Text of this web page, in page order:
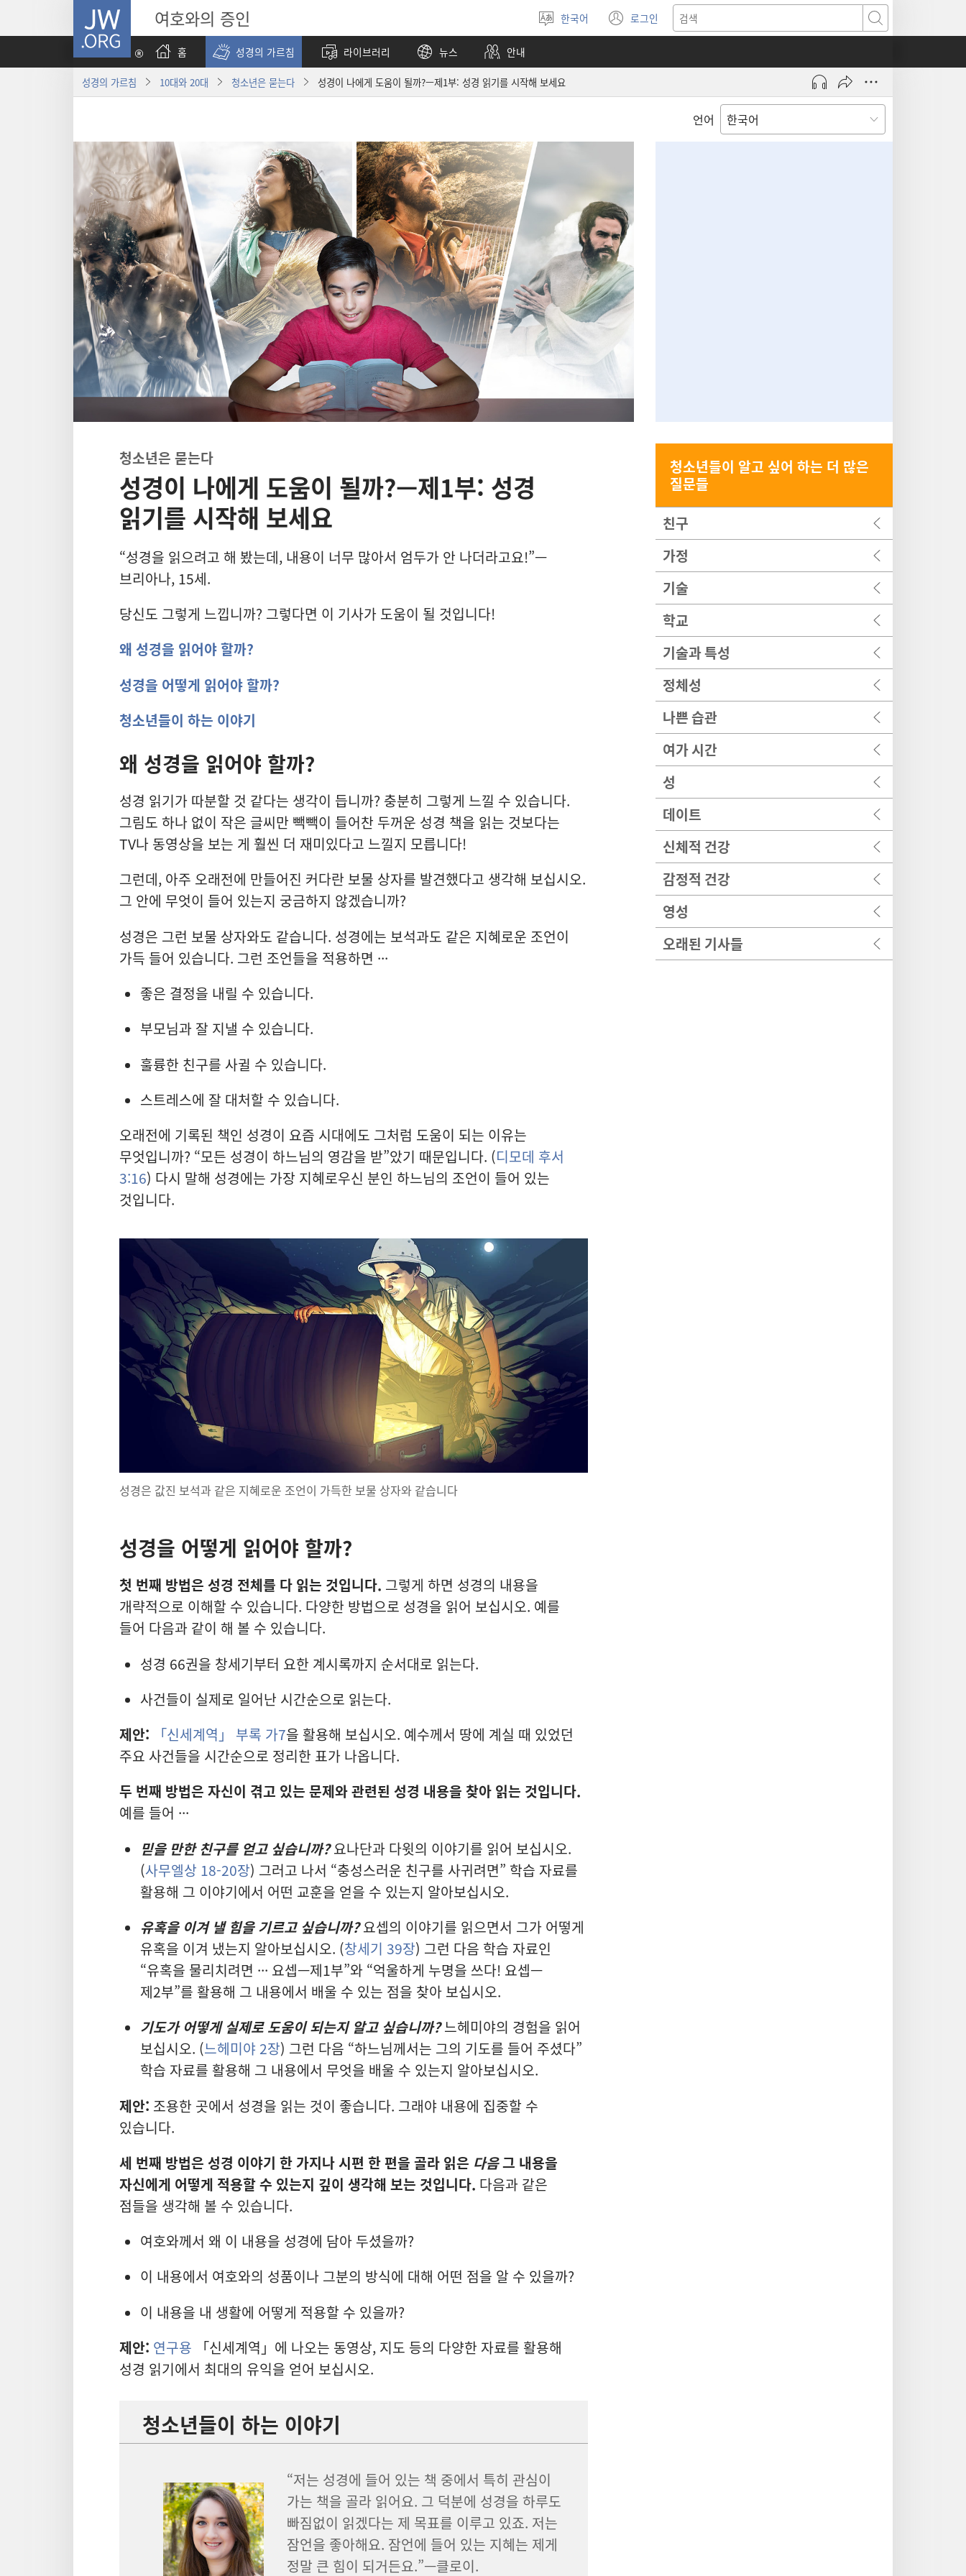
JW.ORG 여호와의 증인
언어
선택
한국어 로그인
(새로운
창
검색
홈
성경의 가르침 라이브러리 뉴스 안내
성경의 가르침 10대와 20대 청소년은 묻는다 성경이 나에게 도움이 될까?—제1부: 성경 읽기를 시작해 보세요
언어
청소년은 묻는다
성경이 나에게 도움이 될까?—제1부: 성경
읽기를 시작해 보세요
“성경을 읽으려고 해 봤는데, 내용이 너무 많아서 엄두가 안 나더라고요!”—
브리아나, 15세.
당신도 그렇게 느낍니까? 그렇다면 이 기사가 도움이 될 것입니다!
왜 성경을 읽어야 할까?
성경을 어떻게 읽어야 할까?
청소년들이 하는 이야기
왜 성경을 읽어야 할까?
성경 읽기가 따분할 것 같다는 생각이 듭니까? 충분히 그렇게 느낄 수 있습니다.
그림도 하나 없이 작은 글씨만 빽빽이 들어찬 두꺼운 성경 책을 읽는 것보다는
TV나 동영상을 보는 게 훨씬 더 재미있다고 느낄지 모릅니다!
그런데, 아주 오래전에 만들어진 커다란 보물 상자를 발견했다고 생각해 보십시오.
그 안에 무엇이 들어 있는지 궁금하지 않겠습니까?
성경은 그런 보물 상자와도 같습니다. 성경에는 보석과도 같은 지혜로운 조언이
가득 들어 있습니다. 그런 조언들을 적용하면 ···
좋은 결정을 내릴 수 있습니다.
부모님과 잘 지낼 수 있습니다.
훌륭한 친구를 사귈 수 있습니다.
스트레스에 잘 대처할 수 있습니다.
오래전에 기록된 책인 성경이 요즘 시대에도 그처럼 도움이 되는 이유는
무엇입니까? “모든 성경이 하느님의 영감을 받”았기 때문입니다. (디모데 후서
3:16) 다시 말해 성경에는 가장 지혜로우신 분인 하느님의 조언이 들어 있는
것입니다.
성경은 값진 보석과 같은 지혜로운 조언이 가득한 보물 상자와 같습니다
성경을 어떻게 읽어야 할까?
첫 번째 방법은 성경 전체를 다 읽는 것입니다. 그렇게 하면 성경의 내용을
개략적으로 이해할 수 있습니다. 다양한 방법으로 성경을 읽어 보십시오. 예를
들어 다음과 같이 해 볼 수 있습니다.
성경 66권을 창세기부터 요한 계시록까지 순서대로 읽는다.
사건들이 실제로 일어난 시간순으로 읽는다.
제안:
「신세계역」 부록 가7을 활용해 보십시오. 예수께서 땅에 계실 때 있었던
주요 사건들을 시간순으로 정리한 표가 나옵니다.
두 번째 방법은 자신이 겪고 있는 문제와 관련된 성경 내용을 찾아 읽는 것입니다.
예를 들어 ···
믿을 만한 친구를 얻고 싶습니까?요나단과 다윗의 이야기를 읽어 보십시오.
(사무엘상 18-20장) 그러고 나서 “충성스러운 친구를 사귀려면” 학습 자료를
활용해 그 이야기에서 어떤 교훈을 얻을 수 있는지 알아보십시오.
유혹을 이겨 낼 힘을 기르고 싶습니까?요셉의 이야기를 읽으면서 그가 어떻게
유혹을 이겨 냈는지 알아보십시오. (창세기 39장) 그런 다음 학습 자료인
“유혹을 물리치려면 ··· 요셉—제1부”와 “억울하게 누명을 쓰다! 요셉—
제2부”를 활용해 그 내용에서 배울 수 있는 점을 찾아 보십시오.
기도가 어떻게 실제로 도움이 되는지 알고 싶습니까?느헤미야의 경험을 읽어
보십시오. (느헤미야 2장) 그런 다음 “하느님께서는 그의 기도를 들어 주셨다”
학습 자료를 활용해 그 내용에서 무엇을 배울 수 있는지 알아보십시오.
제안: 조용한 곳에서 성경을 읽는 것이 좋습니다. 그래야 내용에 집중할 수
있습니다.
세 번째 방법은 성경 이야기 한 가지나 시편 한 편을 골라 읽은 다음그 내용을
자신에게 어떻게 적용할 수 있는지 깊이 생각해 보는 것입니다. 다음과 같은
점들을 생각해 볼 수 있습니다.
여호와께서 왜 이 내용을 성경에 담아 두셨을까?
이 내용에서 여호와의 성품이나 그분의 방식에 대해 어떤 점을 알 수 있을까?
이 내용을 내 생활에 어떻게 적용할 수 있을까?
제안: 연구용 「신세계역」에 나오는 동영상, 지도 등의 다양한 자료를 활용해
성경 읽기에서 최대의 유익을 얻어 보십시오.
청소년들이 하는 이야기
“저는 성경에 들어 있는 책 중에서 특히 관심이
가는 책을 골라 읽어요. 그 덕분에 성경을 하루도
빠짐없이 읽겠다는 제 목표를 이루고 있죠. 저는
잠언을 좋아해요. 잠언에 들어 있는 지혜는 제게
정말 큰 힘이 되거든요.”—클로이.
청소년들이 알고 싶어 하는 더 많은
질문들
친구
가정
기술
학교
기술과 특성
정체성
나쁜 습관
여가 시간
성
데이트
신체적 건강
감정적 건강
영성
오래된 기사들